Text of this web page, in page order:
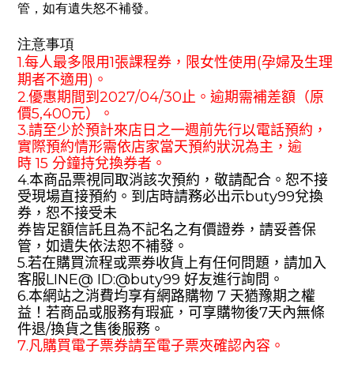
管，如有遺失怒不補發。
注意事項
1.每人最多限用1張課程券，限女性使用(孕婦及生理
期者不適用) 。
2.優惠期間到 2027/04/30止。逾期需補差額（原
價5,400元）。
3.請至少於預計來店日之一週前先行以電話預約，
實際預約情形需依店家當天預約狀況為主，逾
時15 分鐘持兌換券者。
4.本商品票視同取消該次預約，敬請配合。恕不接
受現場直接預約。到店時請務必出示buty99兌換
券，恕不接受未
券皆足額信託且為不記名之有價證券，請妥善保
管，如遺失依法恕不補發。
5.若在購買流程或票券收貨上有任何問題，請加入
客服LINE@ ID:@buty99 好友進行詢問。
6.本網站之消費均享有網路購物 7 天猶豫期之權
益！若商品或服務有瑕疵，可享購物後7天內無條
件退/換貨之售後服務。
7.凡購買電子票券請至電子票夾確認內容。